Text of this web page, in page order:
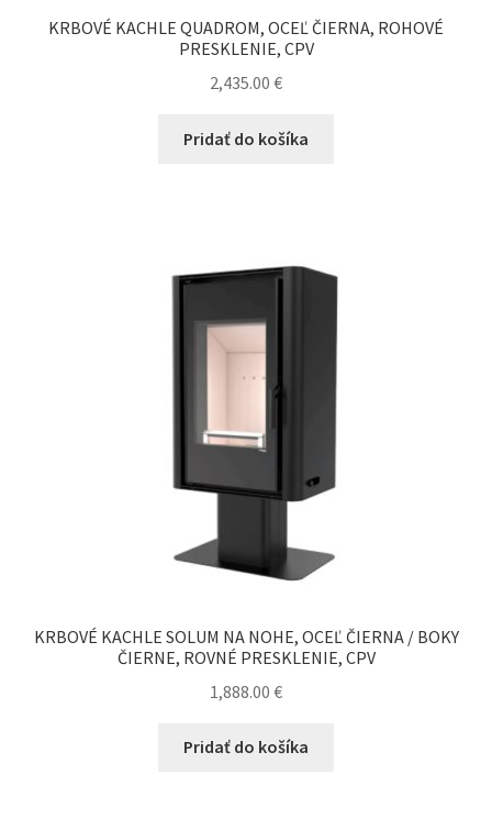
KRBOVÉ KACHLE QUADROM, OCEĽ ČIERNA, ROHOVÉ
PRESKLENIE, CPV
2,435.00 €
Pridať do košíka
KRBOVÉ KACHLE SOLUM NA NOHE, OCEĽ ČIERNA / BOKY
ČIERNE, ROVNÉ PRESKLENIE, CPV
1,888.00 €
Pridať do košíka